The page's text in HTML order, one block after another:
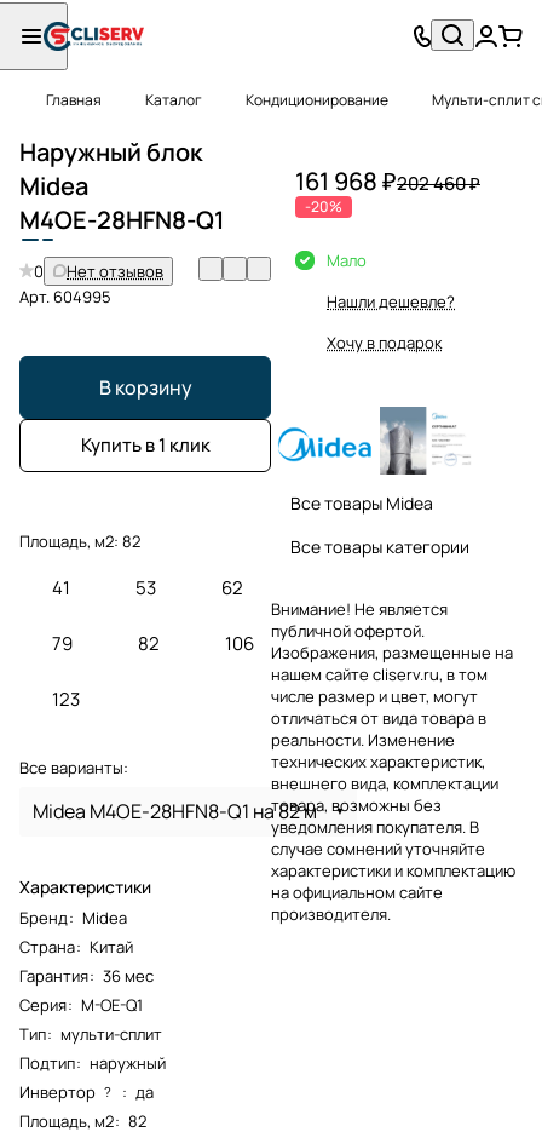
Главная Каталог Кондиционирование Мульти-сплит
Наружный блок
Midea
M4OE-28HFN8-Q1
0
Нет отзывов
Арт.604995
В корзину
Купить в 1 клик
Площадь, м2: 82
41 53 62
79 82 106
123
Все варианты:
Midea M4OE-28HFN8-Q1 на 82 м
Характеристики
Бренд: Midea
Страна: Китай
Гарантия: 36 мес
Серия: M-OE-Q1
Тип: мульти-сплит
Подтип: наружный
Инвертор ? : да
Площадь, м2: 82
161 968 ₽202 460 ₽
-20%
Мало
Нашли дешевле?
Хочу в подарок
Все товары Midea
Все товары категории
Внимание! Не является
публичной офертой.
Изображения, размещенные на
нашем сайте cliserv.ru, в том
числе размер и цвет, могут
отличаться от вида товара в
реальности. Изменение
технических характеристик,
внешнего вида, комплектации
товара, возможны без
уведомления покупателя. В
случае сомнений уточняйте
характеристики и комплектацию
на официальном сайте
производителя.